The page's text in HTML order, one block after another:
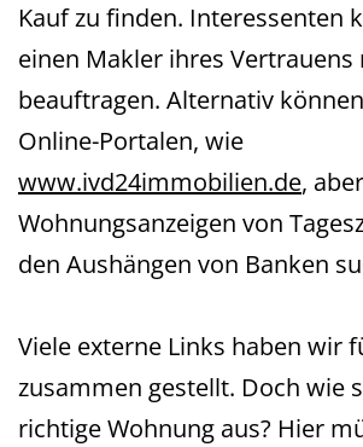
Kauf zu finden. Interessenten
einen Makler ihres Vertrauens
beauftragen. Alternativ
Online-Portalen, wie
www.ivd24immobilien.de,
Wohnungsanzeigen von
den Aushängen von Banken
Viele externe Links haben wir
zusammen gestellt. Doch wie
richtige Wohnung aus? Hier